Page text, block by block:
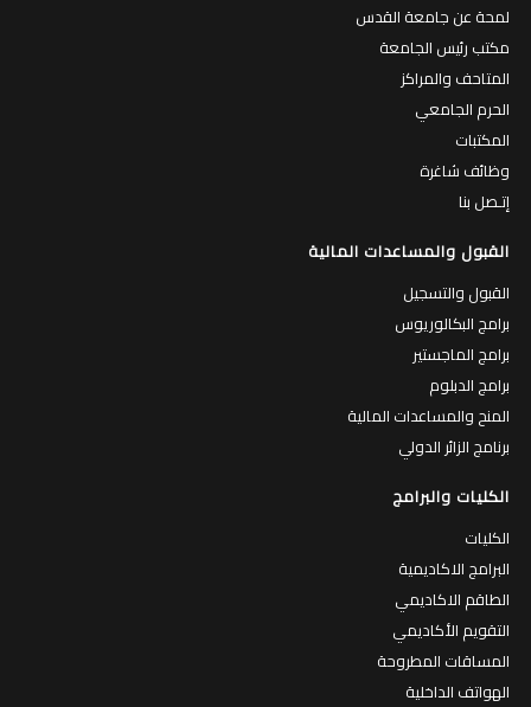
لمحة عن جامعة القدس
مكتب رئيس الجامعة
المتاحف والمراكز
الحرم الجامعي
المكتبات
وظائف شاغرة
إتـصل بنا
القبول والمساعدات المالية
القبول والتسجيل
برامج البكالوريوس
برامج الماجستير
برامج الدبلوم
المنح والمساعدات المالية
برنامج الزائر الدولي
الكليات والبرامج
الكليات
البرامج الاكاديمية
الطاقم الاكاديمي
التقويم الأكاديمي
المساقات المطروحة
الهواتف الداخلية